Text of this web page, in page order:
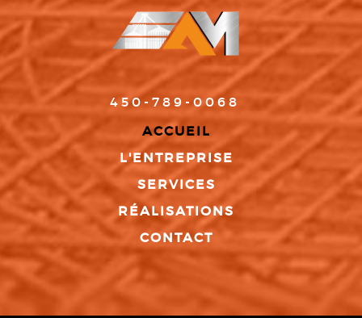
450-789-0068
ACCUEIL
L'ENTREPRISE
SERVICES
RÉALISATIONS
CONTACT